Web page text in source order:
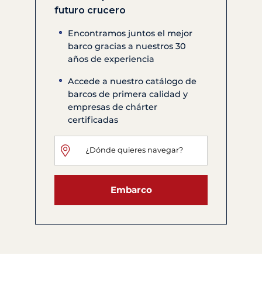
futuro crucero
Encontramos juntos el mejor
barco gracias a nuestros 30
años de experiencia
Accede a nuestro catálogo de
barcos de primera calidad y
empresas de chárter
certificadas
Embarco